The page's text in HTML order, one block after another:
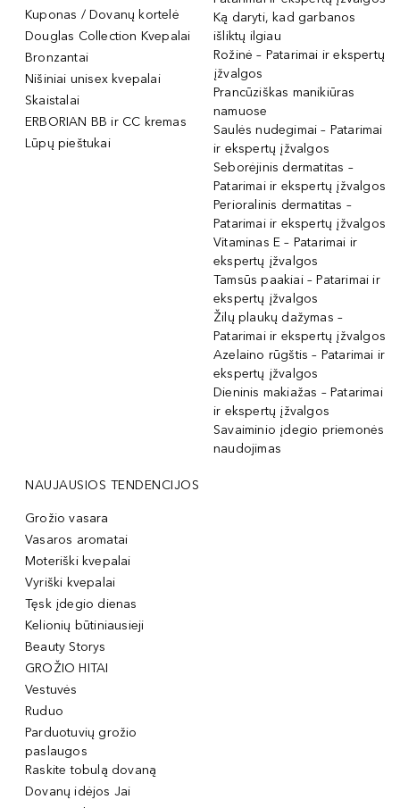
Kuponas / Dovanų kortelė
Douglas Collection Kvepalai
Bronzantai
Nišiniai unisex kvepalai
Skaistalai
ERBORIAN BB ir CC kremas
Lūpų pieštukai
Ką daryti, kad garbanos
išliktų ilgiau
Rožinė – Patarimai ir ekspertų
įžvalgos
Prancūziškas manikiūras
namuose
Saulės nudegimai – Patarimai
ir ekspertų įžvalgos
Seborėjinis dermatitas –
Patarimai ir ekspertų įžvalgos
Perioralinis dermatitas –
Patarimai ir ekspertų įžvalgos
Vitaminas E – Patarimai ir
ekspertų įžvalgos
Tamsūs paakiai – Patarimai ir
ekspertų įžvalgos
Žilų plaukų dažymas –
Patarimai ir ekspertų įžvalgos
Azelaino rūgštis – Patarimai ir
ekspertų įžvalgos
Dieninis makiažas – Patarimai
ir ekspertų įžvalgos
Savaiminio įdegio priemonės
naudojimas
NAUJAUSIOS TENDENCIJOS
Grožio vasara
Vasaros aromatai
Moteriški kvepalai
Vyriški kvepalai
Tęsk įdegio dienas
Kelionių būtiniausieji
Beauty Storys
GROŽIO HITAI
Vestuvės
Ruduo
Parduotuvių grožio
paslaugos
Raskite tobulą dovaną
Dovanų idėjos Jai